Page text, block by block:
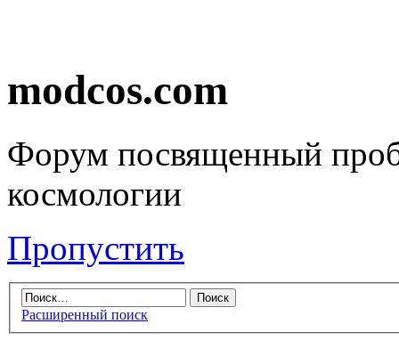
modcos.com
Форум посвященный
космологии
Пропустить
Расширенный поиск